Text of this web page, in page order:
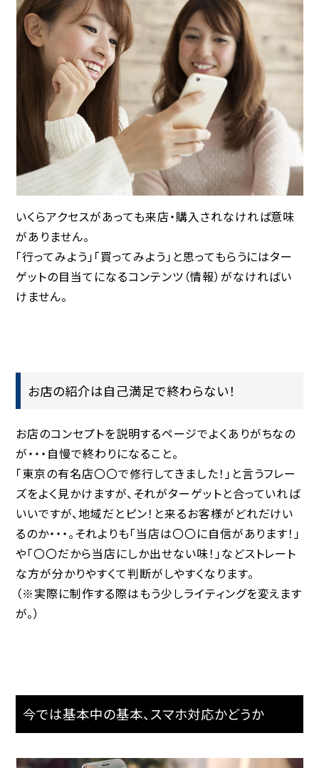
いくらアクセスがあっても来店・購入されなければ意味
がありません。
「行ってみよう」「買ってみよう」と思ってもらうにはター
ゲットの目当てになるコンテンツ（情報）がなければい
けません。
お店の紹介は自己満足で終わらない！
お店のコンセプトを説明するページでよくありがちなの
が・・・自慢で終わりになること。
「東京の有名店〇〇で修行してきました！」と言うフレー
ズをよく見かけますが、それがターゲットと合っていれば
いいですが、地域だとピン！と来るお客様がどれだけい
るのか・・・。それよりも「当店は〇〇に自信があります！」
や「〇〇だから当店にしか出せない味！」などストレート
な方が分かりやすくて判断がしやすくなります。
（※実際に制作する際はもう少しライティングを変えます
が。）
今では基本中の基本、スマホ対応かどうか